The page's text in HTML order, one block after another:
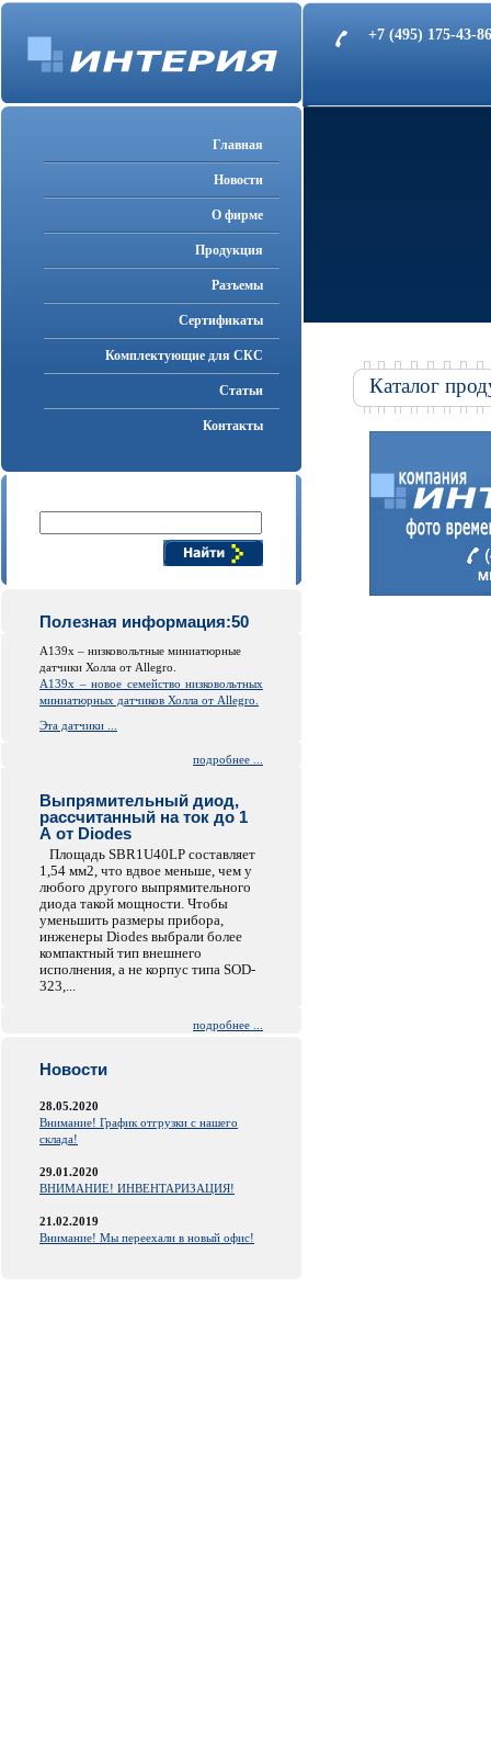
+7 (495) 175-43-
Главная
Новости
О фирме
Продукция
Разъемы
Cертификаты
Комплектующие для СКС
Статьи
Контакты
Полезная информация:50
A139x – низковольтные миниатюрные
датчики Холла от Allegro.
A139x – новое семейство низковольтных
миниатюрных датчиков Холла от Allegro.
Эта датчики ...
подробнее ...
Выпрямительный диод,
рассчитанный на ток до 1
А от Diodes
Площадь SBR1U40LP составляет
1,54 мм2, что вдвое меньше, чем у
любого другого выпрямительного
диода такой мощности. Чтобы
уменьшить размеры прибора,
инженеры Diodes выбрали более
компактный тип внешнего
исполнения, а не корпус типа SOD-
323,...
подробнее ...
Новости
28.05.2020
Внимание! График отгрузки с нашего
склада!
29.01.2020
ВНИМАНИЕ! ИНВЕНТАРИЗАЦИЯ!
21.02.2019
Внимание! Мы переехали в новый офис!
Каталог